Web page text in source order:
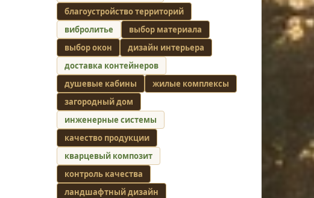
благоустройство территорий
вибролитье
выбор материала
выбор окон
дизайн интерьера
доставка контейнеров
душевые кабины
жилые комплексы
загородный дом
инженерные системы
качество продукции
кварцевый композит
контроль качества
ландшафтный дизайн